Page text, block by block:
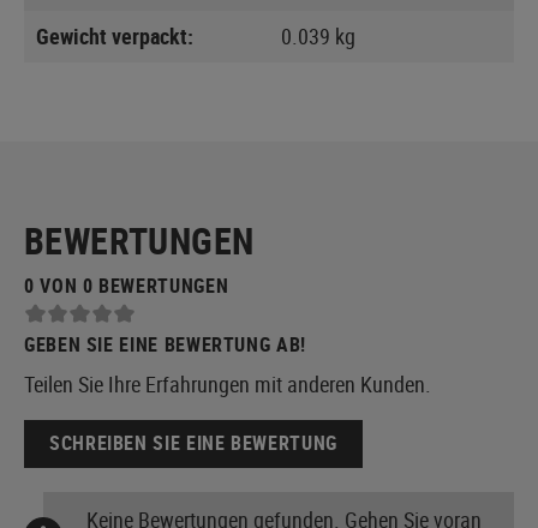
Gewicht verpackt:
0.039 kg
BEWERTUNGEN
0 VON 0 BEWERTUNGEN
GEBEN SIE EINE BEWERTUNG AB!
Teilen Sie Ihre Erfahrungen mit anderen Kunden.
SCHREIBEN SIE EINE BEWERTUNG
Keine Bewertungen gefunden. Gehen Sie voran